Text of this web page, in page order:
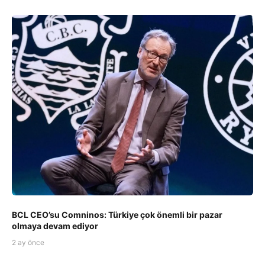
BCL CEO’su Comninos: Türkiye çok önemli bir pazar
olmaya devam ediyor
2 ay önce